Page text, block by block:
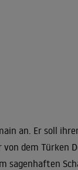
an. Er soll
dem Türken